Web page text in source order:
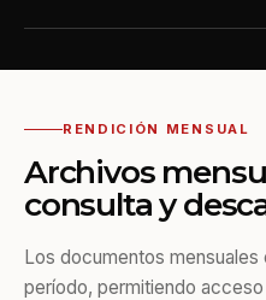
RENDICIÓN MENSUAL
Archivos
consulta y
Los documentos
período, permitiendo